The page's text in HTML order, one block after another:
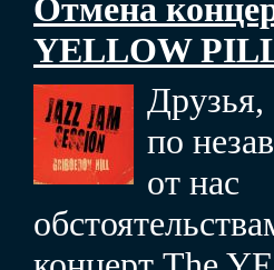
Отмена
YELLOW
Друзья,
по
от нас